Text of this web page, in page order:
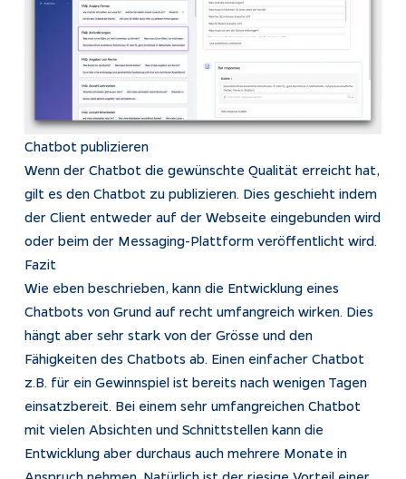
Chatbot publizieren
Wenn der Chatbot die gewünschte Qualität erreicht hat,
gilt es den Chatbot zu publizieren. Dies geschieht indem
der Client entweder auf der Webseite eingebunden wird
oder beim der Messaging-Plattform veröffentlicht wird.
Fazit
Wie eben beschrieben, kann die Entwicklung eines
Chatbots von Grund auf recht umfangreich wirken. Dies
hängt aber sehr stark von der Grösse und den
Fähigkeiten des Chatbots ab. Einen einfacher Chatbot
z.B. für ein Gewinnspiel ist bereits nach wenigen Tagen
einsatzbereit. Bei einem sehr umfangreichen Chatbot
mit vielen Absichten und Schnittstellen kann die
Entwicklung aber durchaus auch mehrere Monate in